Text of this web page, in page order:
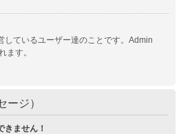
しているユーザー達のことです。Admin
ます。
ージ）
きません！